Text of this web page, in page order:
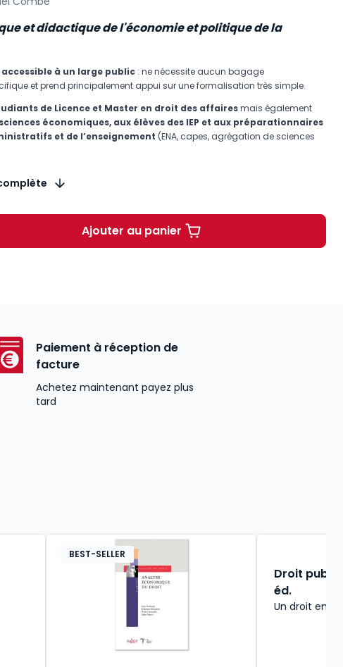
et didactique de l'économie et politique de la
accessible à un large public : ne nécessite aucun bagage
et prend principalement appui sur une formalisation très simple.
de Licence et Master en droit des affairesmais également
économiques, aux élèves des IEP et aux préparationnaires
et de l’enseignement (ENA, capes, agrégation de sciences
Ajouter au panierÉconomie et politique de la
Paiement à réception de
facture
Achetez maintenant payez plus
tard
BEST-SELLER
Droit
éd.
Un droit en